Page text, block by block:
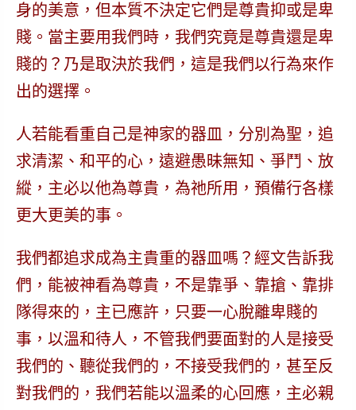
身的美意，但本質不決定它們是尊貴抑或是卑
賤。 當主要用我們時，我們究竟是尊貴還是卑
賤的？乃是取決於我們，這是我們以行為來作
出的選擇。
人若能看重自己是神家的器皿，分別為聖，追
求清潔、和平的心，遠避愚昧無知、爭鬥、放
縱，主必以他為尊貴，為祂所用，預備行各樣
更大更美的事。
我們都追求成為主貴重的器皿嗎？經文告訴我
們，能被神看為尊貴，不是靠爭、靠搶、靠排
隊得來的，主已應許，只要一心脫離卑賤的
事，以溫和待人，不管我們要面對的人是接受
我們的、聽從我們的，不接受我們的，甚至反
對我們的，我們若能以溫柔的心回應，主必親